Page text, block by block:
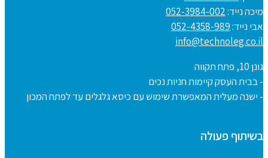
מיכה נייד:052-3984-002
אבי נייד:052-4358-989
info@technoleg.co.il
גונן 10, פתח תקווה
- בבית העסק קיימות חניות נכים
- ישנה מעלית המאפשרת שימוש עם כיסא גלגלים עד לפתח המכון
בשיתוף פעולה